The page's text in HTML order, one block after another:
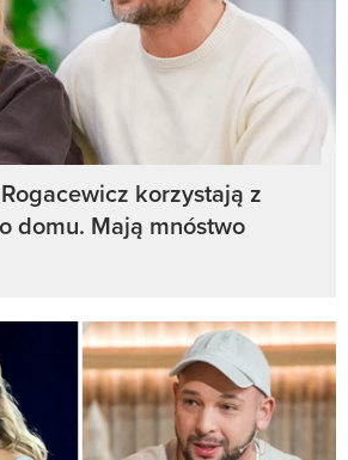
korzystają z
domu. Mają mnóstwo